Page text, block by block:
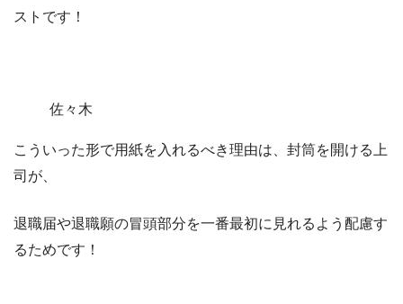
ストです！
佐々木
こういった形で用紙を入れるべき理由は、封筒を開ける上
司が、
退職届や退職願の冒頭部分を一番最初に見れるよう配慮す
るためです！